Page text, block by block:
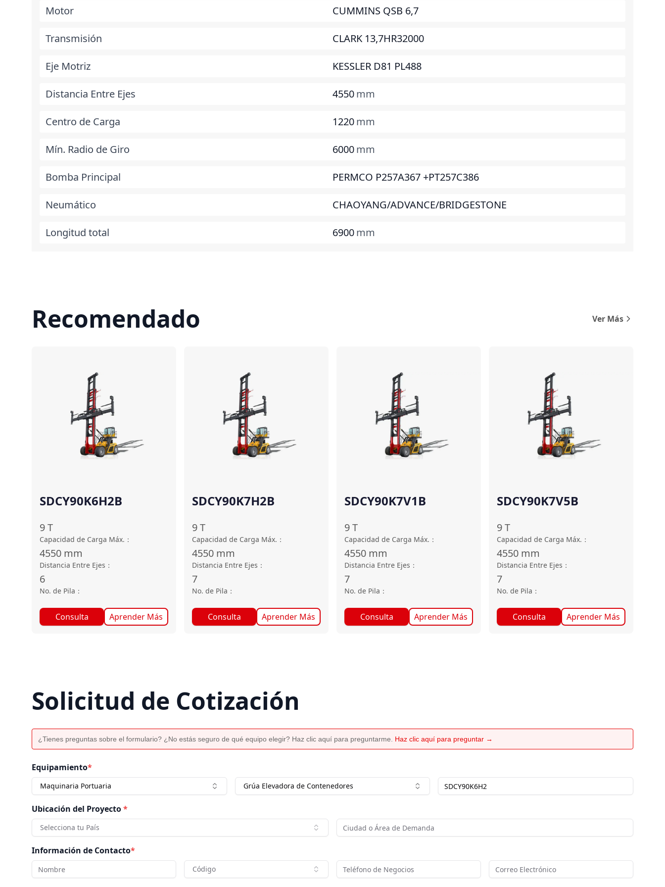
Motor CUMMINS QSB 6,7
Transmisión CLARK 13,7HR32000
Eje Motriz KESSLER D81 PL488
Distancia Entre Ejes 4550mm
Centro de Carga 1220mm
Mín. Radio de Giro 6000mm
Bomba Principal PERMCO P257A367 +PT257C386
Neumático CHAOYANG/ADVANCE/BRIDGESTONE
Longitud total 6900mm
Recomendado Ver Más
SDCY90K6H2B
9T
Capacidad de Carga Máx. ：
4550 mm
Distancia Entre Ejes ：
6
No. de Pila ：
Consulta Aprender Más
SDCY90K7H2B
9T
Capacidad de Carga Máx. ：
4550 mm
Distancia Entre Ejes ：
7
No. de Pila ：
Consulta Aprender Más
SDCY90K7V1B
9T
Capacidad de Carga Máx. ：
4550 mm
Distancia Entre Ejes ：
7
No. de Pila ：
Consulta Aprender Más
SDCY90K7V5B
9T
Capacidad de Carga Máx. ：
4550 mm
Distancia Entre Ejes ：
7
No. de Pila ：
Consulta Aprender Más
Solicitud de Cotización
¿Tienes preguntas sobre el formulario? ¿No estás seguro de qué equipo elegir? Haz clic aquí para preguntarme. Haz clic aquí para preguntar →
Equipamiento*
Maquinaria Portuaria Grúa Elevadora de Contenedores
Ubicación del Proyecto*
Selecciona tu País
Información de Contacto*
Código